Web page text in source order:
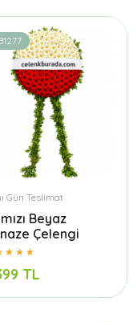
Gün Teslimat
Beyaz
Çelengi
TL